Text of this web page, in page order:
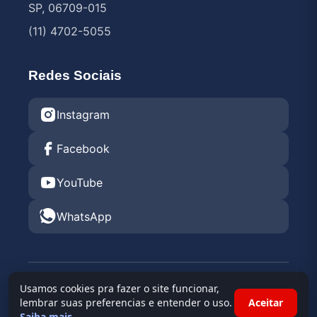
SP, 06709-015
(11) 4702-5055
Redes Sociais
Instagram
Facebook
YouTube
WhatsApp
© 2026 Endurance Rental KGV 2026 •
Granja Viana
Usamos cookies pra fazer o site funcionar,
lembrar suas preferencias e entender o uso.
Aceitar